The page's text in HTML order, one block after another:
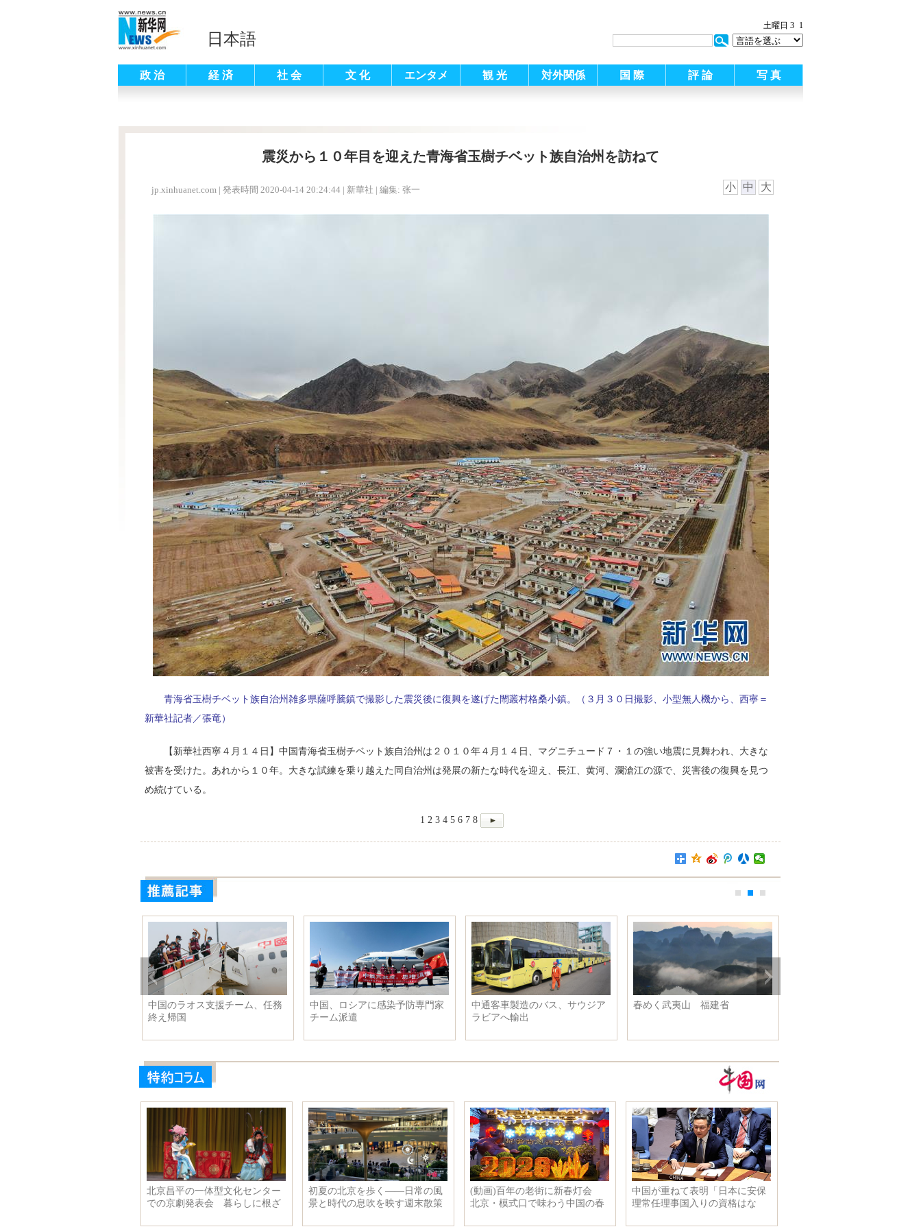
日本語
土曜日 3 1
政 治 経 済 社 会 文 化 エンタメ 観 光 対外関係 国 際 評 論 写 真
震災から１０年目を迎えた青海省玉樹チベット族自治州を訪ねて
jp.xinhuanet.com | 発表時間 2020-04-14 20:24:44 | 新華社 | 編集: 张一 小 中 大
青海省玉樹チベット族自治州雑多県薩呼騰鎮で撮影した震災後に復興を遂げた閙叢村格桑小鎮。（３月３０日撮影、小型無人機から、西寧＝
新華社記者／張竜）
【新華社西寧４月１４日】中国青海省玉樹チベット族自治州は２０１０年４月１４日、マグニチュード７・１の強い地震に見舞われ、大きな
被害を受けた。あれから１０年。大きな試練を乗り越えた同自治州は発展の新たな時代を迎え、長江、黄河、瀾滄江の源で、災害後の復興を見つ
め続けている。
1 2 3 4 5 6 7 8
中国のラオス支援チーム、任務
終え帰国
中国、ロシアに感染予防専門家
チーム派遣
中通客車製造のバス、サウジア
ラビアへ輸出
春めく武夷山 福建省